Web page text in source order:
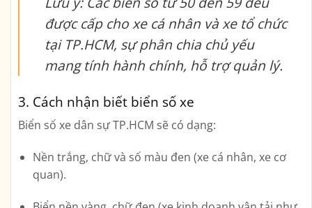
được cấp cho xe cá nhân và xe tổ chức
tại TP.HCM, sự phân chia chủ yếu
mang tính hành chính, hỗ trợ quản lý.
3. Cách nhận biết biển số xe
Biển số xe dân sự TP.HCM sẽ có dạng:
Nền trắng, chữ và số màu đen (xe cá nhân, xe cơ
quan).